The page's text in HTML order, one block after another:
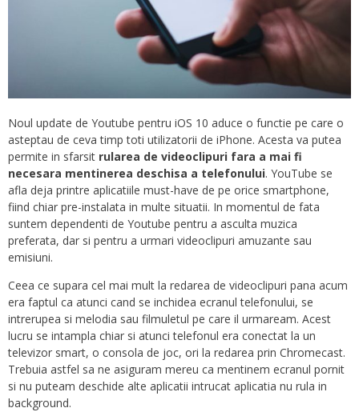
Noul update de Youtube pentru iOS 10 aduce o functie pe care o
asteptau de ceva timp toti utilizatorii de iPhone. Acesta va putea
permite in sfarsit rularea de videoclipuri fara a mai fi
necesara mentinerea deschisa a telefonului. YouTube se
afla deja printre aplicatiile must-have de pe orice smartphone,
fiind chiar pre-instalata in multe situatii. In momentul de fata
suntem dependenti de Youtube pentru a asculta muzica
preferata, dar si pentru a urmari videoclipuri amuzante sau
emisiuni.
Ceea ce supara cel mai mult la redarea de videoclipuri pana acum
era faptul ca atunci cand se inchidea ecranul telefonului, se
intrerupea si melodia sau filmuletul pe care il urmaream. Acest
lucru se intampla chiar si atunci telefonul era conectat la un
televizor smart, o consola de joc, ori la redarea prin Chromecast.
Trebuia astfel sa ne asiguram mereu ca mentinem ecranul pornit
si nu puteam deschide alte aplicatii intrucat aplicatia nu rula in
background.